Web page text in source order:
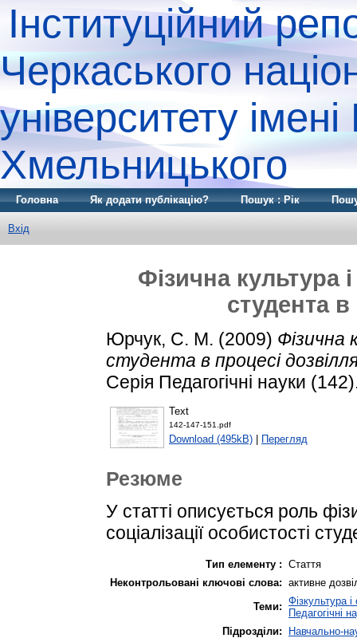
Інституційний
Черкаського
університету
Хмельницького
Головна Як додати публікацію? Пошук : Рік
Вхід
Фізична культура
студента в
Юрчук, С. М. (2009) Фізична
студента в процесі
Серія Педагогічні науки
Text
142-147-151.pdf
Download (495kB) Перегляд
Резюме
У статті описується роль
соціалізації особистості
Тип елементу : Стаття
Неконтрольовані ключові слова: активне
Теми: Фізкультура і
Педагогічні
Підрозділи:
Навчально-